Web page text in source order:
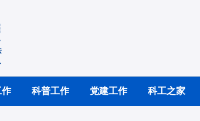
作 科普工作 党建工作 科工之家